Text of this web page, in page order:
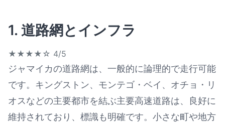
1. 道路網とインフラ
★★★★☆ 4/5
ジャマイカの道路網は、一般的に論理的で走行可能
です。キングストン、モンテゴ・ベイ、オチョ・リ
オスなどの主要都市を結ぶ主要高速道路は、良好に
維持されており、標識も明確です。小さな町や地方